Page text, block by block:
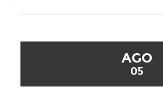
AGO
05